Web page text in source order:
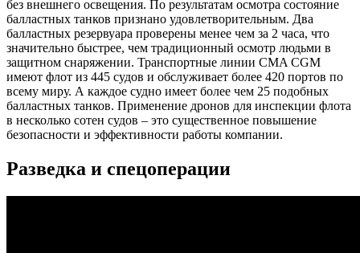
без внешнего освещения. По результатам осмотра состояние
балластных танков признано удовлетворительным. Два
балластных резервуара проверены менее чем за 2 часа, что
значительно быстрее, чем традиционный осмотр людьми в
защитном снаряжении. Транспортные линии CMA CGM
имеют флот из 445 судов и обслуживает более 420 портов по
всему миру. А каждое судно имеет более чем 25 подобных
балластных танков. Применение дронов для инспекции флота
в несколько сотен судов – это существенное повышение
безопасности и эффективности работы компании.
Разведка и спецоперации